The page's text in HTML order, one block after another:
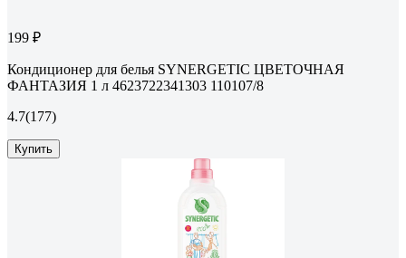
199 ₽
Кондиционер для белья SYNERGETIC ЦВЕТОЧНАЯ
ФАНТАЗИЯ 1 л 4623722341303 110107/8
4.7(177)
Купить